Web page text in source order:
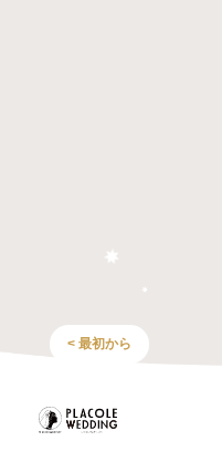
< 最初から